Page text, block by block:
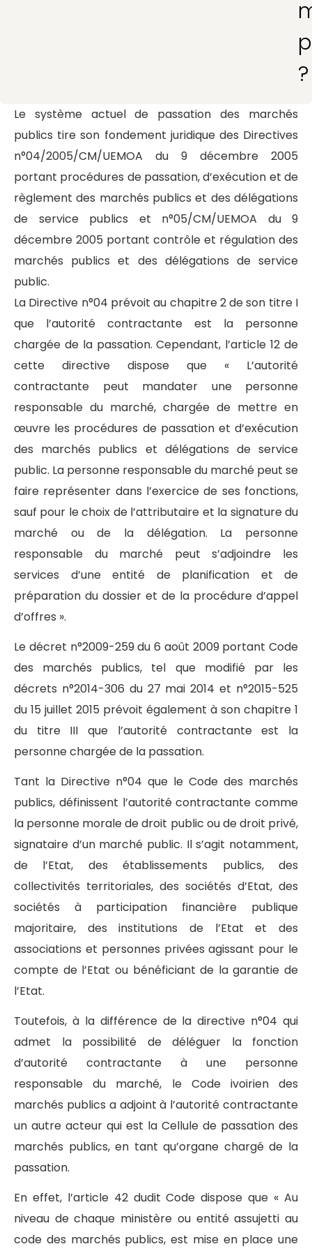
?
Le système actuel de passation des marchés
publics tire son fondement juridique des Directives
n°04/2005/CM/UEMOA du 9 décembre 2005
portant procédures de passation, d’exécution et de
règlement des marchés publics et des délégations
de service publics et n°05/CM/UEMOA du 9
décembre 2005 portant contrôle et régulation des
marchés publics et des délégations de service
public.
La Directive n°04 prévoit au chapitre 2 de son titre I
que l’autorité contractante est la personne
chargée de la passation. Cependant, l’article 12 de
cette directive dispose que « L’autorité
contractante peut mandater une personne
responsable du marché, chargée de mettre en
œuvre les procédures de passation et d’exécution
des marchés publics et délégations de service
public. La personne responsable du marché peut se
faire représenter dans l’exercice de ses fonctions,
sauf pour le choix de l’attributaire et la signature du
marché ou de la délégation. La personne
responsable du marché peut s’adjoindre les
services d’une entité de planification et de
préparation du dossier et de la procédure d’appel
d’offres ».
Le décret n°2009-259 du 6 août 2009 portant Code
des marchés publics, tel que modifié par les
décrets n°2014-306 du 27 mai 2014 et n°2015-525
du 15 juillet 2015 prévoit également à son chapitre 1
du titre III que l’autorité contractante est la
personne chargée de la passation.
Tant la Directive n°04 que le Code des marchés
publics, définissent l’autorité contractante comme
la personne morale de droit public ou de droit privé,
signataire d’un marché public. Il s’agit notamment,
de l’Etat, des établissements publics, des
collectivités territoriales, des sociétés d’Etat, des
sociétés à participation financière publique
majoritaire, des institutions de l’Etat et des
associations et personnes privées agissant pour le
compte de l’Etat ou bénéficiant de la garantie de
l’Etat.
Toutefois, à la différence de la directive n°04 qui
admet la possibilité de déléguer la fonction
d’autorité contractante à une personne
responsable du marché, le Code ivoirien des
marchés publics a adjoint à l’autorité contractante
un autre acteur qui est la Cellule de passation des
marchés publics, en tant qu’organe chargé de la
passation.
En effet, l’article 42 dudit Code dispose que « Au
niveau de chaque ministère ou entité assujetti au
code des marchés publics, est mise en place une